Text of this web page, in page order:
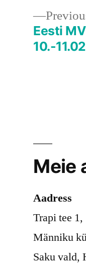
Eesti
10.-
Meie
Aadress
Trapi tee 1,
Männiku
Saku vald,